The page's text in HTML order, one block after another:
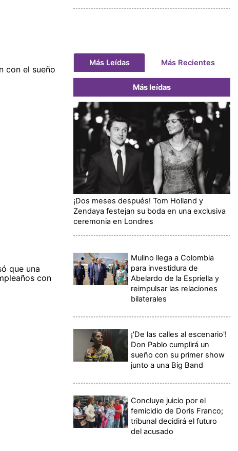
con el sueño
que una
con
Más Leídas Más Recientes
Más leídas
¡Dos meses después! Tom Holland y
Zendaya festejan su boda en una exclusiva
ceremonia en Londres
Mulino llega a Colombia
para investidura de
Abelardo de la Espriella y
reimpulsar las relaciones
bilaterales
¡'De las calles al escenario'!
Don Pablo cumplirá un
sueño con su primer show
junto a una Big Band
Concluye juicio por el
femicidio de Doris Franco;
tribunal decidirá el futuro
del acusado